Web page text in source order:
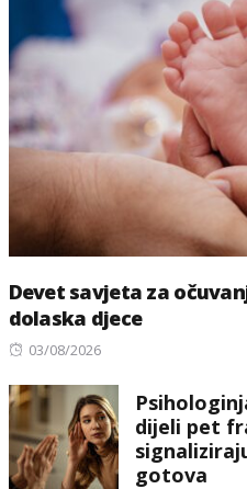
Devet savjeta za
dolaska djece
Posted
03/08/2026
dijeli pet
gotova